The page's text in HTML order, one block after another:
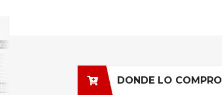
DONDE LO COMPRO